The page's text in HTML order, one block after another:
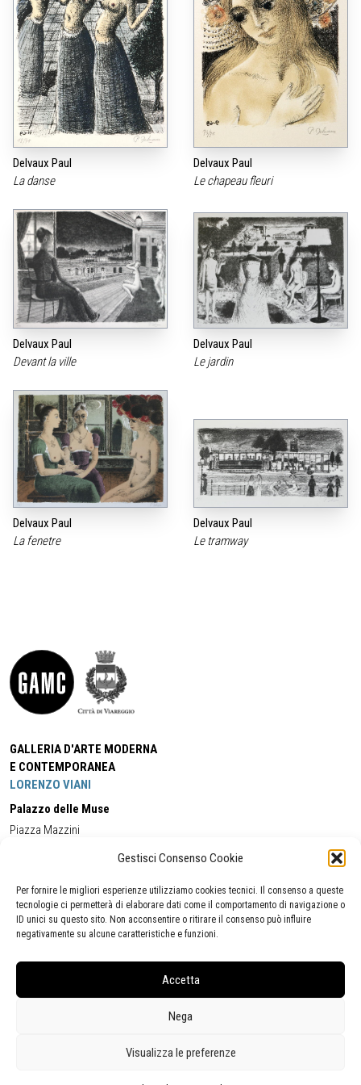
Gestisci Consenso Cookie
Per fornire le migliori esperienze utilizziamo cookies tecnici. Il consenso a queste
tecnologie ci permetterà di elaborare dati come il comportamento di navigazione o
ID unici su questo sito. Non acconsentire o ritirare il consenso può influire
negativamente su alcune caratteristiche e funzioni.
Accetta
Nega
Visualizza le preferenze
Delvaux Paul
La danse
Delvaux Paul
Le chapeau fleuri
Delvaux Paul
Devant la ville
Delvaux Paul
Le jardin
Delvaux Paul
La fenetre
Delvaux Paul
Le tramway
GALLERIA D'ARTE MODERNA
E CONTEMPORANEA
LORENZO VIANI
Palazzo delle Muse
Piazza Mazzini
Cell:+39 338 5714978 (orario apertura Galleria)
Tel:
+39 0584 944580
(orario 09.00/13.00)
Email:gamc@comune.viareggio.lu.it
Segnalazione di inaccessibilità